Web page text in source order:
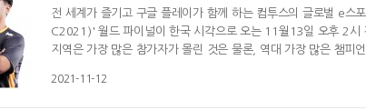
전 세계가 즐기고 구글 플레이가 함께 하는 컴투스의 글로벌 e스
C2021)' 월드 파이널이 한국 시각으로 오는 11월13일 오후 2시
지역은 가장 많은 참가자가 몰린 것은 물론, 역대 가장 많은 챔피
아퍼시픽컵 2, 3위(세컨드베이비, 잭)로 월드 파이널에 동반 출전
2021-11-12